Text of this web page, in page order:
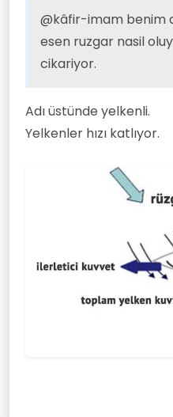
@kâfir-imam benim
esen ruzgar nasil
cikariyor.
Adı üstünde yelkenli.
Yelkenler hızı katlıyor.